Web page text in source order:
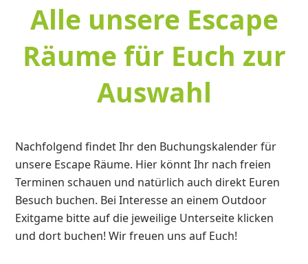
Alle unsere Escape
Räume für Euch zur
Auswahl
Nachfolgend findet Ihr den Buchungskalender für
unsere Escape Räume. Hier könnt Ihr nach freien
Terminen schauen und natürlich auch direkt Euren
Besuch buchen. Bei Interesse an einem Outdoor
Exitgame bitte auf die jeweilige Unterseite klicken
und dort buchen! Wir freuen uns auf Euch!